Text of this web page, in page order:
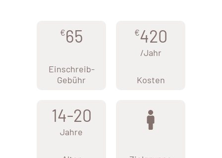
€65
Einschreib-
Gebühr
€420
/Jahr
Kosten
14-20
Jahre